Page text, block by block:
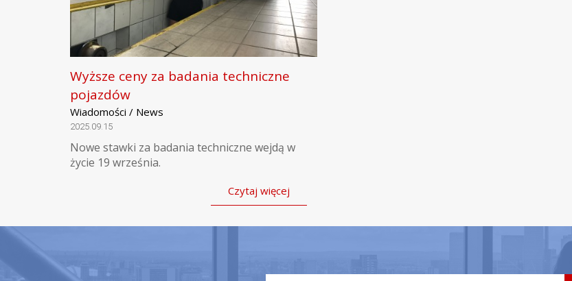
Wyższe ceny za badania techniczne
pojazdów
Wiadomości / News
2025.09.15
Nowe stawki za badania techniczne wejdą w
życie 19 września.
Czytaj więcej